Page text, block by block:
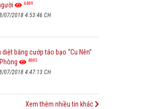
4489
07/2018 4:53:46 CH
diệt băng cướp táo bạo “Cu Nên”
4885
07/2018 4:47:13 CH
Xem thêm nhiều tin khác